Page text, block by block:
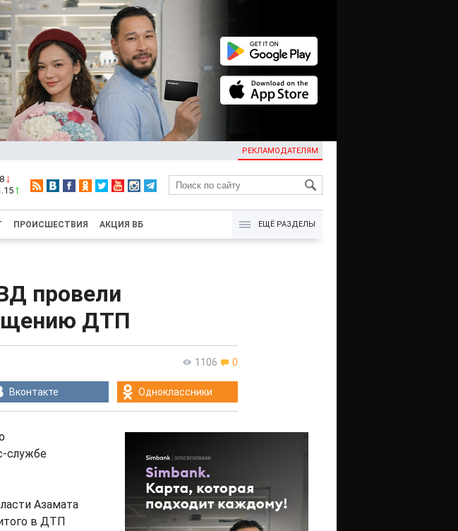
РЕКЛАМОДАТЕЛЯМ
KG
ПРОИСШЕСТВИЯ АКЦИЯ ВБ ЕЩЁ РАЗДЕЛЫ
провели
ДТП
1106 0
Вконтакте Одноклассники
службе
Азамата
в ДТП